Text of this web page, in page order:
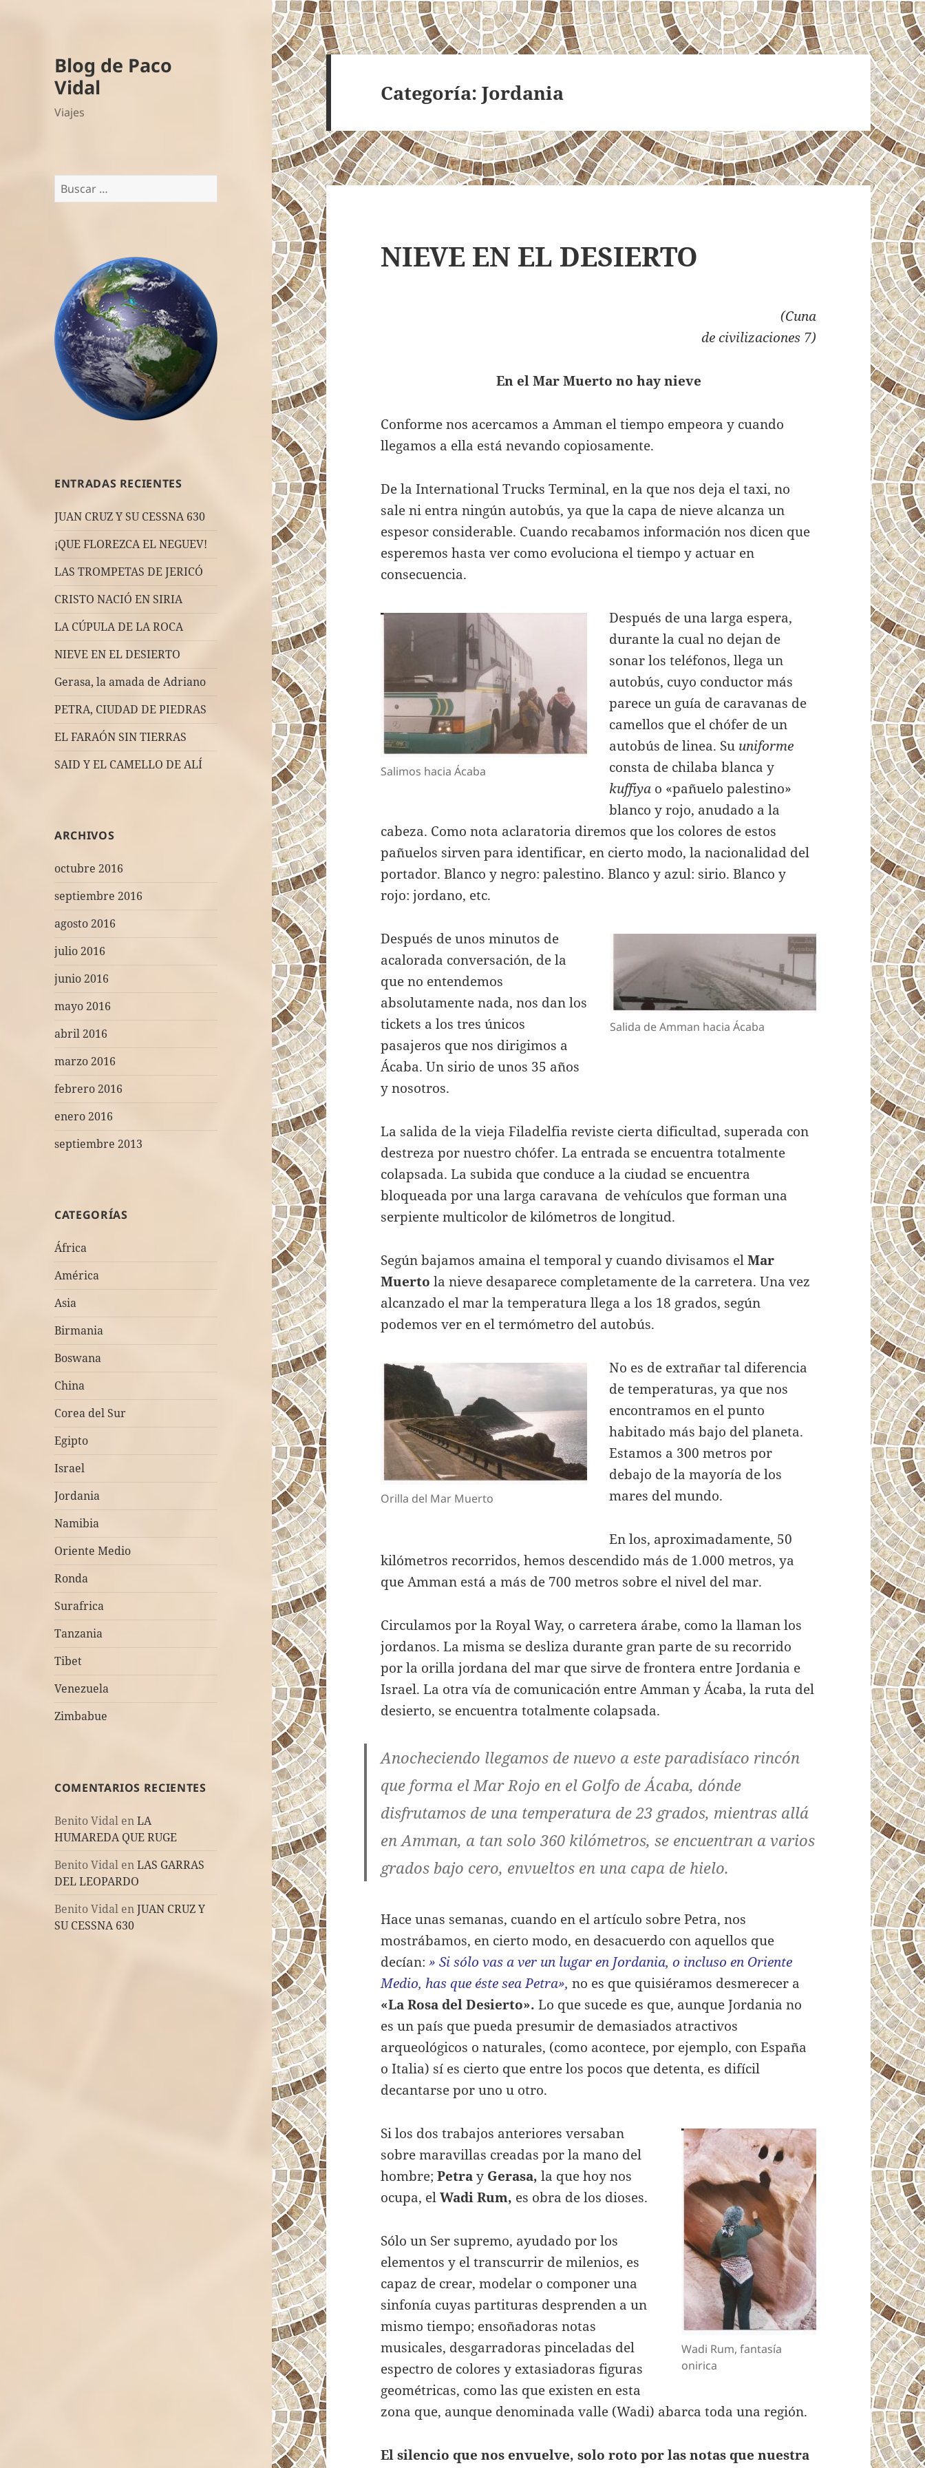
Blog de Paco
Vidal
Viajes
Buscar:
ENTRADAS RECIENTES
JUAN CRUZ Y SU CESSNA 630
¡QUE FLOREZCA EL NEGUEV!
LAS TROMPETAS DE JERICÓ
CRISTO NACIÓ EN SIRIA
LA CÚPULA DE LA ROCA
NIEVE EN EL DESIERTO
Gerasa, la amada de Adriano
PETRA, CIUDAD DE PIEDRAS
EL FARAÓN SIN TIERRAS
SAID Y EL CAMELLO DE ALÍ
ARCHIVOS
octubre 2016
septiembre 2016
agosto 2016
julio 2016
junio 2016
mayo 2016
abril 2016
marzo 2016
febrero 2016
enero 2016
septiembre 2013
CATEGORÍAS
África
América
Asia
Birmania
Boswana
China
Corea del Sur
Egipto
Israel
Jordania
Namibia
Oriente Medio
Ronda
Surafrica
Tanzania
Tibet
Venezuela
Zimbabue
COMENTARIOS RECIENTES
Benito Vidal enLA
HUMAREDA QUE RUGE
Benito Vidal enLAS GARRAS
DEL LEOPARDO
Benito Vidal enJUAN CRUZ Y
SU CESSNA 630
Categoría:Jordania
NIEVE EN EL DESIERTO
(Cuna
de civilizaciones 7)
En el Mar Muerto no hay nieve
Conforme nos acercamos a Amman el tiempo empeora y cuando
llegamos a ella está nevando copiosamente.
De la International Trucks Terminal, en la que nos deja el taxi, no
sale ni entra ningún autobús, ya que la capa de nieve alcanza un
espesor considerable. Cuando recabamos información nos dicen que
esperemos hasta ver como evoluciona el tiempo y actuar en
consecuencia.
Salimos hacia Ácaba
Después de una larga espera,
durante la cual no dejan de
sonar los teléfonos, llega un
autobús, cuyo conductor más
parece un guía de caravanas de
camellos que el chófer de un
autobús de linea. Su uniforme
consta de chilaba blanca y
kuffiya o «pañuelo palestino»
blanco y rojo, anudado a la
cabeza. Como nota aclaratoria diremos que los colores de estos
pañuelos sirven para identificar, en cierto modo, la nacionalidad del
portador. Blanco y negro: palestino. Blanco y azul: sirio. Blanco y
rojo: jordano, etc.
Salida de Amman hacia Ácaba
Después de unos minutos de
acalorada conversación, de la
que no entendemos
absolutamente nada, nos dan los
tickets a los tres únicos
pasajeros que nos dirigimos a
Ácaba. Un sirio de unos 35 años
y nosotros.
La salida de la vieja Filadelfia reviste cierta dificultad, superada con
destreza por nuestro chófer. La entrada se encuentra totalmente
colapsada. La subida que conduce a la ciudad se encuentra
bloqueada por una larga caravana de vehículos que forman una
serpiente multicolor de kilómetros de longitud.
Según bajamos amaina el temporal y cuando divisamos elMar
Muertola nieve desaparece completamente de la carretera. Una vez
alcanzado el mar la temperatura llega a los 18 grados, según
podemos ver en el termómetro del autobús.
Orilla del Mar Muerto
No es de extrañar tal diferencia
de temperaturas, ya que nos
encontramos en el punto
habitado más bajo del planeta.
Estamos a 300 metros por
debajo de la mayoría de los
mares del mundo.
En los, aproximadamente, 50
kilómetros recorridos, hemos descendido más de 1.000 metros, ya
que Amman está a más de 700 metros sobre el nivel del mar.
Circulamos por la Royal Way, o carretera árabe, como la llaman los
jordanos. La misma se desliza durante gran parte de su recorrido
por la orilla jordana del mar que sirve de frontera entre Jordania e
Israel. La otra vía de comunicación entre Amman y Ácaba, la ruta del
desierto, se encuentra totalmente colapsada.
Anocheciendo llegamos de nuevo a este paradisíaco rincón
que forma el Mar Rojo en el Golfo de Ácaba, dónde
disfrutamos de una temperatura de 23 grados, mientras allá
en Amman, a tan solo 360 kilómetros, se encuentran a varios
grados bajo cero, envueltos en una capa de hielo.
Hace unas semanas, cuando en el artículo sobre Petra, nos
mostrábamos, en cierto modo, en desacuerdo con aquellos que
decían:» Si sólo vas a ver un lugar en Jordania, o incluso en Oriente
Medio, has que éste sea Petra», no es que quisiéramos desmerecer a
«La Rosa del Desierto».Lo que sucede es que, aunque Jordania no
es un país que pueda presumir de demasiados atractivos
arqueológicos o naturales, (como acontece, por ejemplo, con España
o Italia) sí es cierto que entre los pocos que detenta, es difícil
decantarse por uno u otro.
Wadi Rum, fantasía
onirica
Si los dos trabajos anteriores versaban
sobre maravillas creadas por la mano del
hombre;Petray Gerasa,la que hoy nos
ocupa, elWadi Rum, es obra de los dioses.
Sólo un Ser supremo, ayudado por los
elementos y el transcurrir de milenios, es
capaz de crear, modelar o componer una
sinfonía cuyas partituras desprenden a un
mismo tiempo; ensoñadoras notas
musicales, desgarradoras pinceladas del
espectro de colores y extasiadoras figuras
geométricas, como las que existen en esta
zona que, aunque denominada valle (Wadi) abarca toda una región.
El silencio que nos envuelve, solo roto por las notas que nuestra